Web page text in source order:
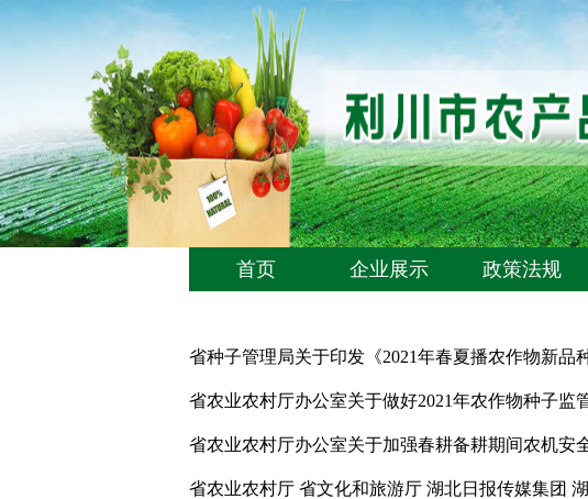
首页 企业展示 政策法规
省种子管理局关于印发《2021年春夏播农作物新品
省农业农村厅办公室关于做好2021年农作物种子监
省农业农村厅办公室关于加强春耕备耕期间农机安
省农业农村厅 省文化和旅游厅 湖北日报传媒集团